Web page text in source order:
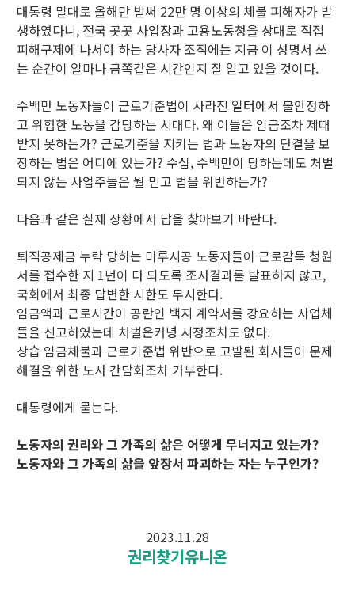
대통령 말대로 올해만 벌써 22만 명 이상의 체불 피해자가 발
생하였다니, 전국 곳곳 사업장과 고용노동청을 상대로 직접
피해구제에 나서야 하는 당사자 조직에는 지금 이 성명서 쓰
는 순간이 얼마나 금쪽같은 시간인지 잘 알고 있을 것이다.
수백만 노동자들이 근로기준법이 사라진 일터에서 불안정하
고 위험한 노동을 감당하는 시대다. 왜 이들은 임금조차 제때
받지 못하는가? 근로기준을 지키는 법과 노동자의 단결을 보
장하는 법은 어디에 있는가? 수십, 수백만이 당하는데도 처벌
되지 않는 사업주들은 뭘 믿고 법을 위반하는가?
다음과 같은 실제 상황에서 답을 찾아보기 바란다.
퇴직공제금 누락 당하는 마루시공 노동자들이 근로감독 청원
서를 접수한 지 1년이 다 되도록 조사결과를 발표하지 않고,
국회에서 최종 답변한 시한도 무시한다.
임금액과 근로시간이 공란인 백지 계약서를 강요하는 사업체
들을 신고하였는데 처벌은커녕 시정조치도 없다.
상습 임금체불과 근로기준법 위반으로 고발된 회사들이 문제
해결을 위한 노사 간담회조차 거부한다.
대통령에게 묻는다.
노동자의 권리와 그 가족의 삶은 어떻게 무너지고 있는가?
노동자와 그 가족의 삶을 앞장서 파괴하는 자는 누구인가?
2023.11.28
권리찾기유니온